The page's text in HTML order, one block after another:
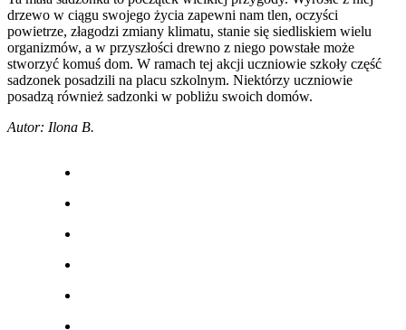
drzewo w ciągu swojego życia zapewni nam tlen, oczyści
powietrze, złagodzi zmiany klimatu, stanie się siedliskiem wielu
organizmów, a w przyszłości drewno z niego powstałe może
stworzyć komuś dom. W ramach tej akcji uczniowie szkoły część
sadzonek posadzili na placu szkolnym. Niektórzy uczniowie
posadzą również sadzonki w pobliżu swoich domów.
Autor: Ilona B.